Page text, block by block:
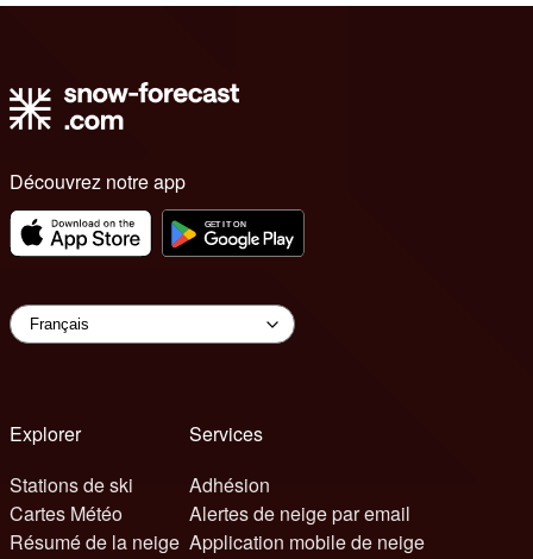
Découvrez notre app
Explorer
Stations de ski
Cartes Météo
Résumé de la neige
Services
Adhésion
Alertes de neige par email
Application mobile de neige